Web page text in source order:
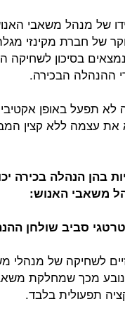
של מנהל משאבי
של חברת מקינזי
בסיכון לשחיקה
לא תפעל באופן אקטיבי
את עצמה ללא קצין
בהן הנהלה בכירה
משאבי האנוש:
לשחיקה של מנהלי
מכך שמחלקת
תפעולית בלבד.